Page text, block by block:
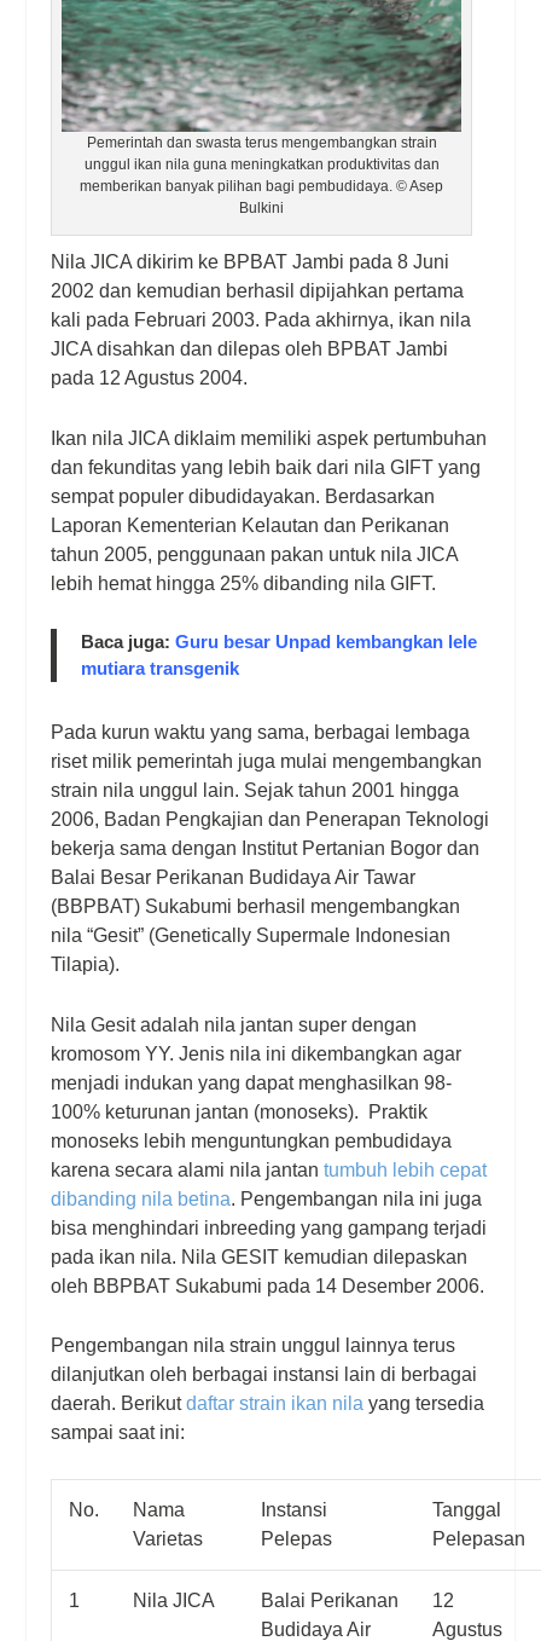
Pemerintah dan swasta terus mengembangkan strain
unggul ikan nila guna meningkatkan produktivitas dan
memberikan banyak pilihan bagi pembudidaya. © Asep
Bulkini
Nila JICA dikirim ke BPBAT Jambi pada 8 Juni
2002 dan kemudian berhasil dipijahkan pertama
kali pada Februari 2003. Pada akhirnya, ikan nila
JICA disahkan dan dilepas oleh BPBAT Jambi
pada 12 Agustus 2004.
Ikan nila JICA diklaim memiliki aspek pertumbuhan
dan fekunditas yang lebih baik dari nila GIFT yang
sempat populer dibudidayakan. Berdasarkan
Laporan Kementerian Kelautan dan Perikanan
tahun 2005, penggunaan pakan untuk nila JICA
lebih hemat hingga 25% dibanding nila GIFT.
Baca juga:Guru besar Unpad kembangkan lele
mutiara transgenik
Pada kurun waktu yang sama, berbagai lembaga
riset milik pemerintah juga mulai mengembangkan
strain nila unggul lain. Sejak tahun 2001 hingga
2006, Badan Pengkajian dan Penerapan Teknologi
bekerja sama dengan Institut Pertanian Bogor dan
Balai Besar Perikanan Budidaya Air Tawar
(BBPBAT) Sukabumi berhasil mengembangkan
nila “Gesit” (Genetically Supermale Indonesian
Tilapia).
Nila Gesit adalah nila jantan super dengan
kromosom YY. Jenis nila ini dikembangkan agar
menjadi indukan yang dapat menghasilkan 98-
100% keturunan jantan (monoseks). Praktik
monoseks lebih menguntungkan pembudidaya
karena secara alami nila jantantumbuh lebih cepat
dibanding nila betina. Pengembangan nila ini juga
bisa menghindari inbreeding yang gampang terjadi
pada ikan nila. Nila GESIT kemudian dilepaskan
oleh BBPBAT Sukabumi pada 14 Desember 2006.
Pengembangan nila strain unggul lainnya terus
dilanjutkan oleh berbagai instansi lain di berbagai
daerah. Berikutdaftarstrain ikan nilayang tersedia
sampai saat ini:
No.
Nama
Varietas
Instansi
Pelepas
Tanggal
Pelepasan
1 Nila JICA
Balai Perikanan
Budidaya Air
12
Agustus